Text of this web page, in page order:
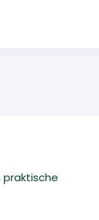
praktische